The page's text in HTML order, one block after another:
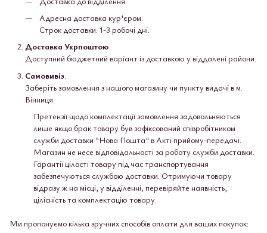
Адресна доставка кур'єром.
Строк доставки: 1-3 робочі дні.
Доставка Укрпоштою
Доступний бюджетний варіант із доставкою у віддалені райони.
Самовивіз
Заберіть замовлення з нашого магазину чи пункту видачі в м.
Вінниця
Претензії щодо комплектації замовлення задовольняються
лише якщо брак товару був зафіксований співробітником
служби доставки "Нова Пошта" в Акті прийому-передачі.
Магазин не несе відповідальності за роботу служби доставки.
Гарантії цілості товару під час транспортування
забезпечуються службою доставки. Отримуючи товару
відразу ж на місці, у відділенні, перевіряйте наявність,
цілісність та комплектацію товару.
Ми пропонуємо кілька зручних способів оплати для ваших покупок: